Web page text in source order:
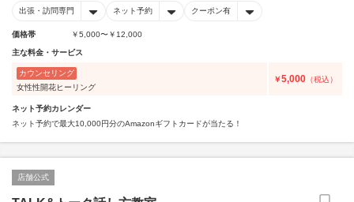
出張・訪問専門 ネット予約 クーポン有
価格帯 ￥5,000〜￥12,000
主な料金・サービス
カウンセリング
女性性開花ヒーリング
￥5,000 （税込）
ネット予約カレンダー
ネット予約で最大10,000円分のAmazonギフトカードが当たる！
店舗公式